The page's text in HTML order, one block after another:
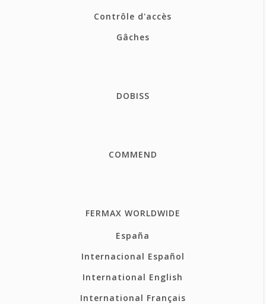
Contrôle d'accès
Gâches
DOBISS
COMMEND
FERMAX WORLDWIDE
España
Internacional Español
International English
International Français